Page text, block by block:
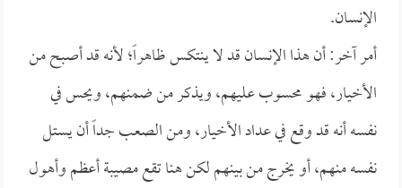
الإنسان.
أمر آخر: أن هذا الإنسان قد لا ينتكس ظاهراً؛ لأنه قد أصبح من
الأخيار، فهو محسوب عليهم، ويذكر من ضمنهم، ويحس في
نفسه أنه قد وقع في عداد الأخيار، ومن الصعب جداً أن يستل
نفسه منهم، أو يخرج من بينهم لكن هنا تقع مصيبة أعظم وأهول